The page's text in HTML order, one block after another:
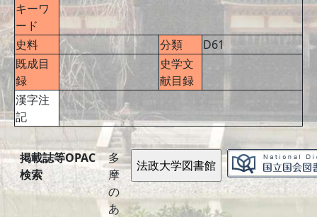
キーワ
ード
史料
分類
D61
既成目
録
史学文
献目録
漢字注
記
掲載誌等OPAC
検索
多
摩
の
あ